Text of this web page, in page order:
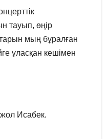
тауып, өңір
мың бұралған
ұласқан кешімен
Исабек.